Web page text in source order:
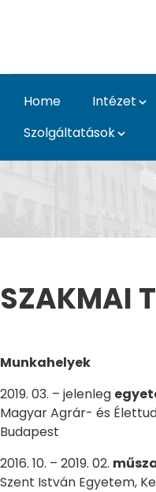
Home Intézet
Szolgáltatások
Kellner
SZAKMAI
Munkahelyek
2019. 03. – jelenleg
Magyar Agrár- és
Budapest
2016. 10. – 2019. 02.
Szent István Egyetem,